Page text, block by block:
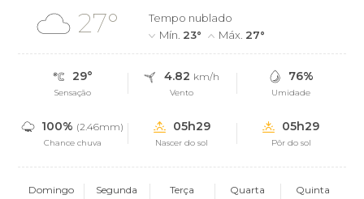
27°
Tempo nublado
Mín. 23° Máx. 27°
29°
Sensação
4.82 km/h
Vento
76%
Umidade
100% (2.46mm)
Chance chuva
05h29
Nascer do sol
05h29
Pôr do sol
Domingo Segunda Terça Quarta Quinta